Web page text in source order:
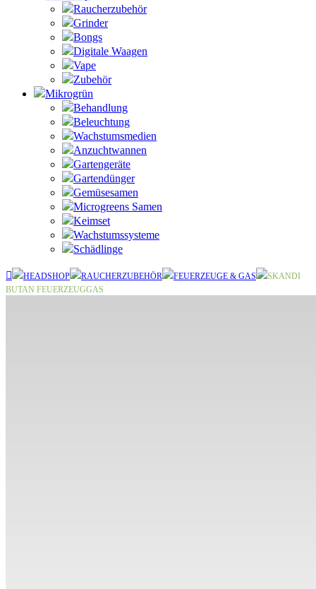
Raucherzubehör
Grinder
Bongs
Digitale Waagen
Vape
Zubehör
Mikrogrün
Behandlung
Beleuchtung
Wachstumsmedien
Anzuchtwannen
Gartengeräte
Gartendünger
Gemüsesamen
Microgreens Samen
Keimset
Wachstumssysteme
Schädlinge
HEADSHOP RAUCHERZUBEHÖR FEUERZEUGE & GAS
SKANDI
BUTAN FEUERZEUGGAS